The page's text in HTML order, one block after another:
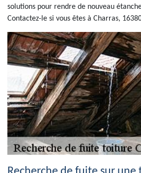
solutions pour rendre de nouveau
Contactez-le si vous êtes à Charras,